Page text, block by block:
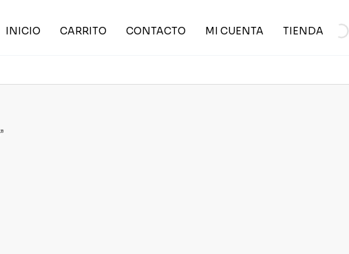
INICIO CARRITO CONTACTO MI CUENTA TIENDA